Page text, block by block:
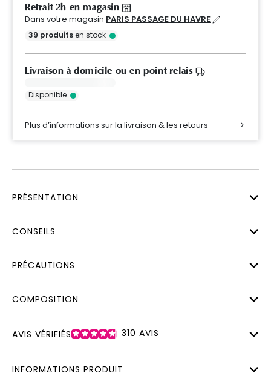
Retrait 2h en magasin
Dans votre magasin PARIS PASSAGE DU HAVRE
39 produitsen stock
Livraison à domicile ou en point relais
Disponible
Plus d’informations sur la livraison & les retours
PRÉSENTATION
CONSEILS
PRÉCAUTIONS
COMPOSITION
AVIS VÉRIFIÉS 310 AVIS
INFORMATIONS PRODUIT